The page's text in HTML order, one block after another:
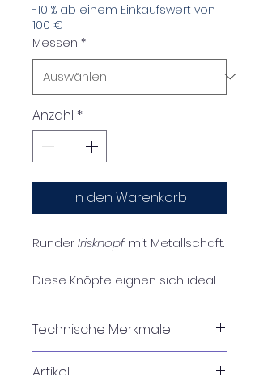
-10 % ab einem Einkaufswert von
100 €
Messen *
Anzahl *
In den Warenkorb
RunderIrisknopf mit Metallschaft.
Diese Knöpfe eignen sich ideal
Schmuckaccessoires, Möbeln
oder Wohnaccessoires.
Technische Merkmale